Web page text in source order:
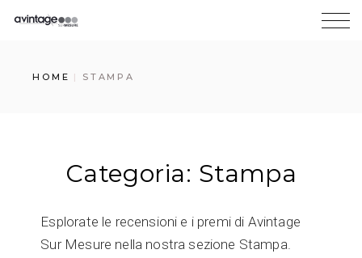
HOME STAMPA
Categoria: Stampa
Esplorate le recensioni e i premi di Avintage
Sur Mesure nella nostra sezione Stampa.